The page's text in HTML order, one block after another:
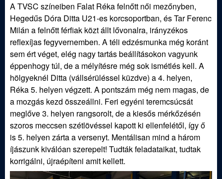
á
s
z
E
g
y
A TVSC színeiben Falat Réka felnőtt női mezőnyben,
Hegedűs Dóra Ditta U21-es korcsoportban, és Tar Ferenc
Milán a felnőtt férfiak közt állt lővonalra, irányzékos
reflexíjas fegyvernemben. A téli edzésmunka még koránt
sem ért véget, elég nagy tartás beállításokon vagyunk
éppenhogy túl, de a mélyítésre még sok ismétlés kell. A
hölgyeknél Ditta (vállsérüléssel küzdve) a 4. helyen,
Réka 5. helyen végzett. A pontszám még nem magas, de
a mozgás kezd összeállni. Feri egyéni teremcsúcsát
meglőve 3. helyen rangsorolt, de a kiesős mérkőzésén
szoros meccsen szétlövéssel kapott ki ellenfelétől, így ő
is 5. helyen zárta a versenyt. Mentálisan mind a három
íjászunk kiválóan szerepelt! Tudták feladataikat, tudtak
korrigálni, újraépíteni amit kellett.